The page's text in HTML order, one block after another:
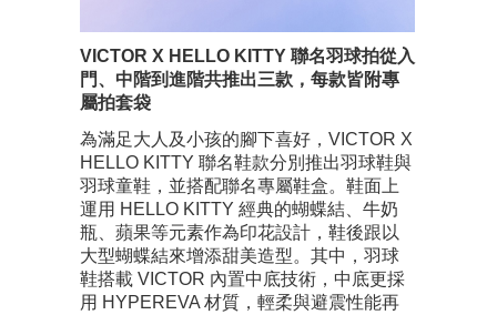
VICTOR X HELLO KITTY 聯名羽球拍從入
門、中階到進階共推出三款，每款皆附專
屬拍套袋
為滿足大人及小孩的腳下喜好，VICTOR X
HELLO KITTY 聯名鞋款分別推出羽球鞋與
羽球童鞋，並搭配聯名專屬鞋盒。鞋面上
運用 HELLO KITTY 經典的蝴蝶結、牛奶
瓶、蘋果等元素作為印花設計，鞋後跟以
大型蝴蝶結來增添甜美造型。其中，羽球
鞋搭載 VICTOR 內置中底技術，中底更採
用 HYPEREVA 材質，輕柔與避震性能再